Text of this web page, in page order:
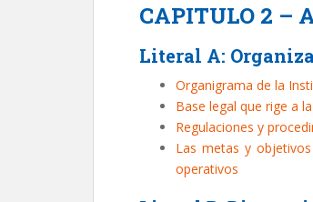
CAPITULO 2 –
Literal A:
Organigrama de la
Base legal que rige a
Regulaciones y
Las metas y
operativos